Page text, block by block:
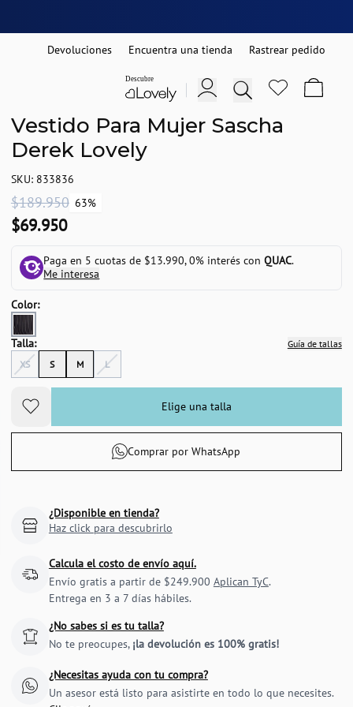
Devoluciones Encuentra una tienda Rastrear pedido
Vestido Para Mujer Sascha
Derek Lovely
SKU: 833836
$189.950 63%
$69.950
Paga en 5 cuotas de $13.990, 0% interés conQUAC.
Me interesa
Color:
Talla:
Guía de tallas
XS
S M L
Elige una talla
Comprar por WhatsApp
¿Disponible en tienda?
Haz click para descubrirlo
Calcula el costo de envío aquí.
Envío gratis a partir de $249.900 Aplican TyC.
Entrega en 3 a 7 días hábiles.
¿No sabes si es tu talla?
No te preocupes, ¡la devolución es 100% gratis!
¿Necesitas ayuda con tu compra?
Un asesor está listo para asistirte en todo lo que necesites.